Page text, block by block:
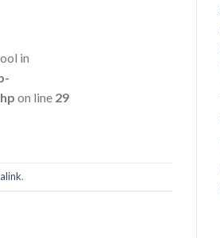
in
on line 29
.